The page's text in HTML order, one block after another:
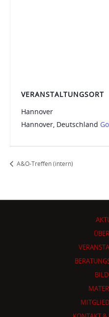
VERANSTALTUNGSORT
Hannover
Hannover, Deutschland
A&O-Treffen (intern)